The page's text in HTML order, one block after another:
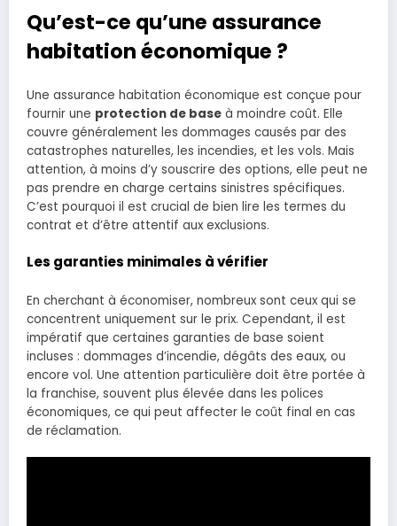
Qu’est-ce qu’une assurance
habitation économique ?
Une assurance habitation économique est conçue pour
fournir une protection de base à moindre coût. Elle
couvre généralement les dommages causés par des
catastrophes naturelles, les incendies, et les vols. Mais
attention, à moins d’y souscrire des options, elle peut ne
pas prendre en charge certains sinistres spécifiques.
C’est pourquoi il est crucial de bien lire les termes du
contrat et d’être attentif aux exclusions.
Les garanties minimales à vérifier
En cherchant à économiser, nombreux sont ceux qui se
concentrent uniquement sur le prix. Cependant, il est
impératif que certaines garanties de base soient
incluses : dommages d’incendie, dégâts des eaux, ou
encore vol. Une attention particulière doit être portée à
la franchise, souvent plus élevée dans les polices
économiques, ce qui peut affecter le coût final en cas
de réclamation.